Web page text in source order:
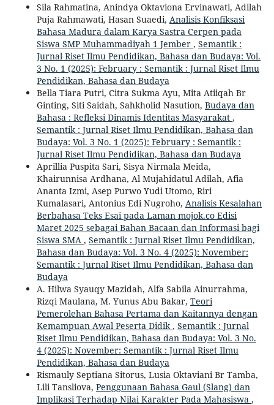
Sila Rahmatina, Anindya Oktaviona Ervinawati, Adilah
Puja Rahmawati, Hasan Suaedi, Analisis Konfiksasi
Bahasa Madura dalam Karya Sastra Cerpen pada
Siswa SMP Muhammadiyah 1 Jember , Semantik :
Jurnal Riset Ilmu Pendidikan, Bahasa dan Budaya: Vol.
3 No. 1 (2025): February : Semantik : Jurnal Riset Ilmu
Pendidikan, Bahasa dan Budaya
Bella Tiara Putri, Citra Sukma Ayu, Mita Atiiqah Br
Ginting, Siti Saidah, Sahkholid Nasution, Budaya dan
Bahasa : Refleksi Dinamis Identitas Masyarakat ,
Semantik : Jurnal Riset Ilmu Pendidikan, Bahasa dan
Budaya: Vol. 3 No. 1 (2025): February : Semantik :
Jurnal Riset Ilmu Pendidikan, Bahasa dan Budaya
Aprillia Puspita Sari, Sisya Nirmala Meida,
Khairunnisa Ardhana, Al Mujahidatul Adilah, Afia
Ananta Izmi, Asep Purwo Yudi Utomo, Riri
Kumalasari, Antonius Edi Nugroho, Analisis Kesalahan
Berbahasa Teks Esai pada Laman mojok.co Edisi
Maret 2025 sebagai Bahan Bacaan dan Informasi bagi
Siswa SMA , Semantik : Jurnal Riset Ilmu Pendidikan,
Bahasa dan Budaya: Vol. 3 No. 4 (2025): November:
Semantik : Jurnal Riset Ilmu Pendidikan, Bahasa dan
Budaya
A. Hilwa Syauqy Mazidah, Alfa Sabila Ainurrahma,
Rizqi Maulana, M. Yunus Abu Bakar, Teori
Pemerolehan Bahasa Pertama dan Kaitannya dengan
Kemampuan Awal Peserta Didik , Semantik : Jurnal
Riset Ilmu Pendidikan, Bahasa dan Budaya: Vol. 3 No.
4 (2025): November: Semantik : Jurnal Riset Ilmu
Pendidikan, Bahasa dan Budaya
Rismauly Septiana Sitorus, Lusia Oktaviani Br Tamba,
Lili Tansliova, Penggunaan Bahasa Gaul (Slang) dan
Implikasi Terhadap Nilai Karakter Pada Mahasiswa ,